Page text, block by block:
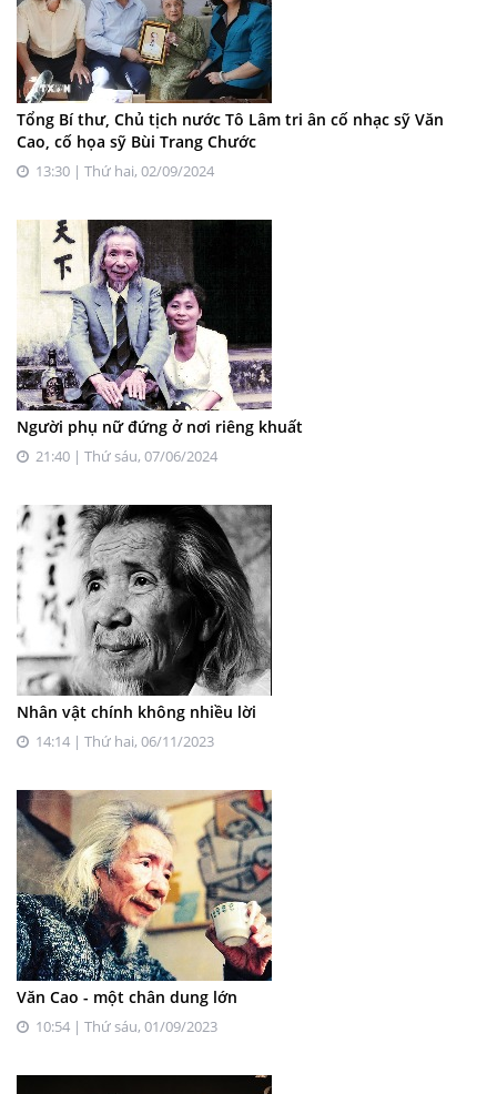
Tổng Bí thư, Chủ tịch nước Tô Lâm tri ân cố nhạc sỹ Văn
Cao, cố họa sỹ Bùi Trang Chước
13:30 | Thứ hai, 02/09/2024
Người phụ nữ đứng ở nơi riêng khuất
21:40 | Thứ sáu, 07/06/2024
Nhân vật chính không nhiều lời
14:14 | Thứ hai, 06/11/2023
Văn Cao - một chân dung lớn
10:54 | Thứ sáu, 01/09/2023